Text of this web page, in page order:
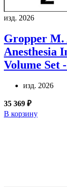
изд. 2026
Gropper
Anesthesia
Volume Set
изд. 2026
35 369 ₽
В корзину